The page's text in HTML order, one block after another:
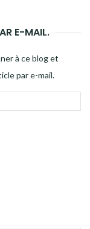
E-MAIL.
à ce blog et
par e-mail.